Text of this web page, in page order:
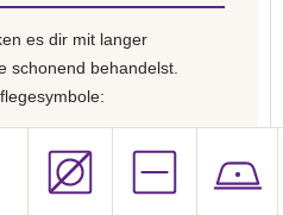
es dir mit langer
schonend behandelst.